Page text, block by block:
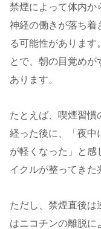
禁煙によって体内か
神経の働きが落ち着
る可能性があります
とで、朝の目覚め
あります。
たとえば、喫煙習慣
経った後に、「夜中
が軽くなった」と感
イクルが整ってきた
ただし、禁煙直後は
はニコチンの離脱に